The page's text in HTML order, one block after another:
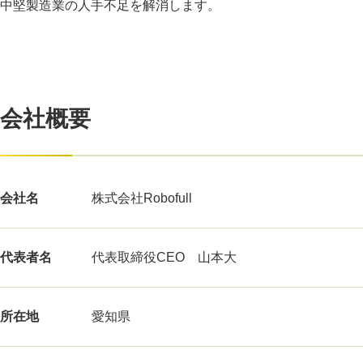
中堅製造業の人手不足を解消します。
会社概要
会社名 株式会社Robofull
代表者名 代表取締役CEO 山本大
所在地 愛知県